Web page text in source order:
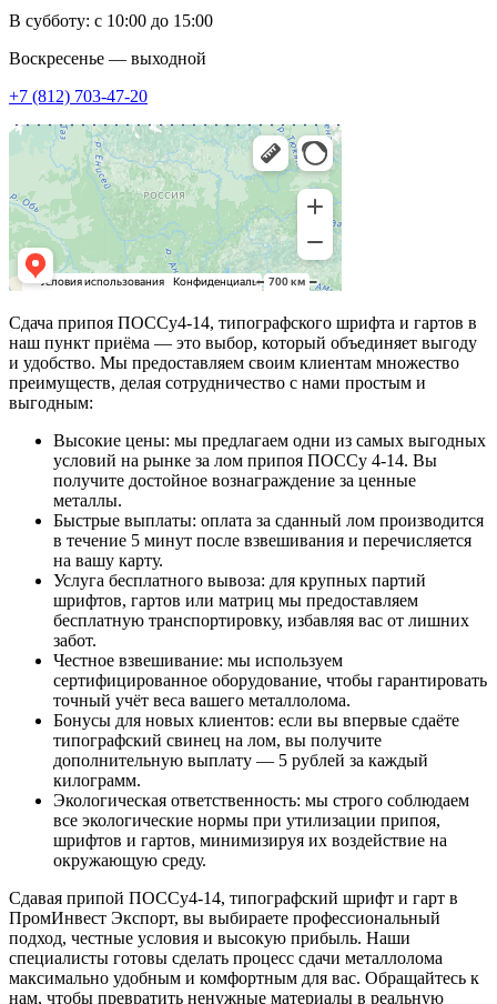
В субботу: с 10:00 до 15:00
Воскресенье — выходной
+7 (812) 703-47-20
Сдача припоя ПОССу4-14, типографского шрифта и гартов в
наш пункт приёма — это выбор, который объединяет выгоду
и удобство. Мы предоставляем своим клиентам множество
преимуществ, делая сотрудничество с нами простым и
выгодным:
Высокие цены: мы предлагаем одни из самых выгодных
условий на рынке за лом припоя ПОССу 4-14. Вы
получите достойное вознаграждение за ценные
металлы.
Быстрые выплаты: оплата за сданный лом производится
в течение 5 минут после взвешивания и перечисляется
на вашу карту.
Услуга бесплатного вывоза: для крупных партий
шрифтов, гартов или матриц мы предоставляем
бесплатную транспортировку, избавляя вас от лишних
забот.
Честное взвешивание: мы используем
сертифицированное оборудование, чтобы гарантировать
точный учёт веса вашего металлолома.
Бонусы для новых клиентов: если вы впервые сдаёте
типографский свинец на лом, вы получите
дополнительную выплату — 5 рублей за каждый
килограмм.
Экологическая ответственность: мы строго соблюдаем
все экологические нормы при утилизации припоя,
шрифтов и гартов, минимизируя их воздействие на
окружающую среду.
Сдавая припой ПОССу4-14, типографский шрифт и гарт в
ПромИнвест Экспорт, вы выбираете профессиональный
подход, честные условия и высокую прибыль. Наши
специалисты готовы сделать процесс сдачи металлолома
максимально удобным и комфортным для вас. Обращайтесь к
нам, чтобы превратить ненужные материалы в реальную